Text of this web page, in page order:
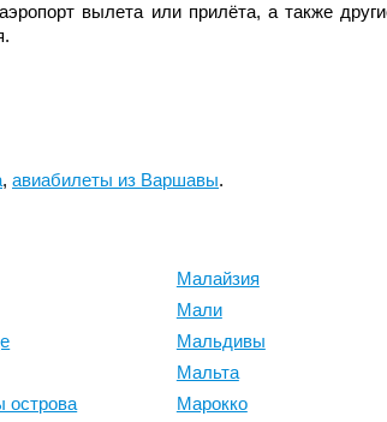
вылета или прилёта, а также
, авиабилеты из Варшавы.
острова
Малайзия
Мали
Мальдивы
Мальта
Марокко